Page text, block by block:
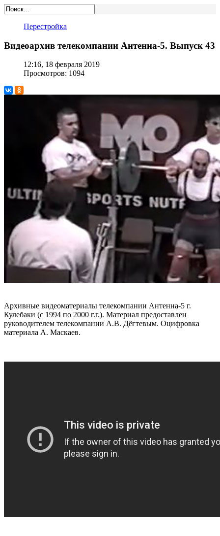
Перестройка
Видеоархив телекомпании Антенна-5. Выпуск 43
12:16, 18 февраля 2019
Просмотров: 1094
Архивные видеоматериалы телекомпании Антенна-5 г.
Кулебаки (с 1994 по 2000 г.г.). Материал предоставлен
руководителем телекомпании А.В. Дёгтевым. Оцифровка
материала А. Маскаев.